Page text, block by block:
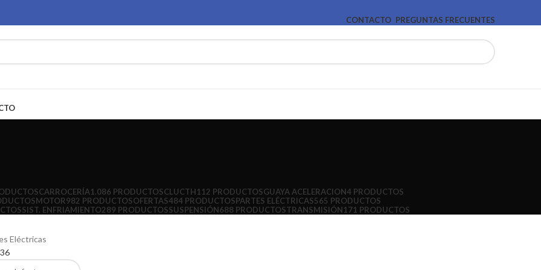
CONTACTO PREGUNTAS FRECUENTES
CARROCERÍA1.086 PRODUCTOSCLUCTH112 PRODUCTOSGUAYA ACELERACION4 PRODUCTOS
MOTOR982 PRODUCTOSOFERTAS484 PRODUCTOSPARTES ELÉCTRICAS565 PRODUCTOS
SIST. ENFRIAMIENTO289 PRODUCTOSSUSPENSIÓN688 PRODUCTOSTRANSMISIÓN171 PRODUCTOS
Eléctricas
36